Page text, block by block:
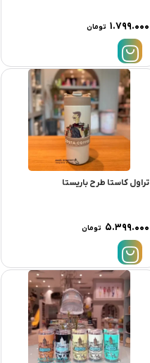
۱.۷۹۹.۰۰۰ تومان
تراول کاستا طرح باریستا
۵.۳۹۹.۰۰۰ تومان